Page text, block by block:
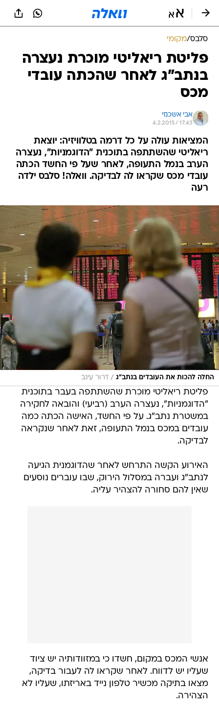
סלבס/מקומי
פליטת ריאליטי מוכרת נעצרה
בנתב"ג לאחר שהכתה עובדי
מכס
אבי אשכנזי
4.2.2015 / 17:43
המציאות עולה על כל דרמה בטלוויזיה: יוצאת
ריאליטי שהשתתפה בתוכנית "הדוגמניות", נעצרה
הערב בנמל התעופה, לאחר שעל פי החשד הכתה
עובדי מכס שקראו לה לבדיקה. וואלה! סלבס ילדה
רעה
החלה להכות את העובדים בנתב"ג / דרור עינב
פליטת ריאליטי מוכרת שהשתתפה בעבר בתוכנית
"הדוגמניות", נעצרה הערב (רביעי) והובאה לחקירה
במשטרת נתב"ג. על פי החשד, האישה הכתה כמה
עובדים במכס בנמל התעופה, זאת לאחר שנקראה
לבדיקה.
האירוע הקשה התרחש לאחר שהדוגמנית הגיעה
לנתב"ג ועברה במסלול הירוק, שבו עוברים נוסעים
שאין להם סחורה להצהיר עליה.
אנשי המכס במקום, חשדו כי במזוודותיה יש ציוד
שעליו יש לדווח. לאחר שקראו לה לעבור בדיקה,
מצאו בתיקה מכשיר טלפון נייד באריזתו, שעליו לא
הצהירה.